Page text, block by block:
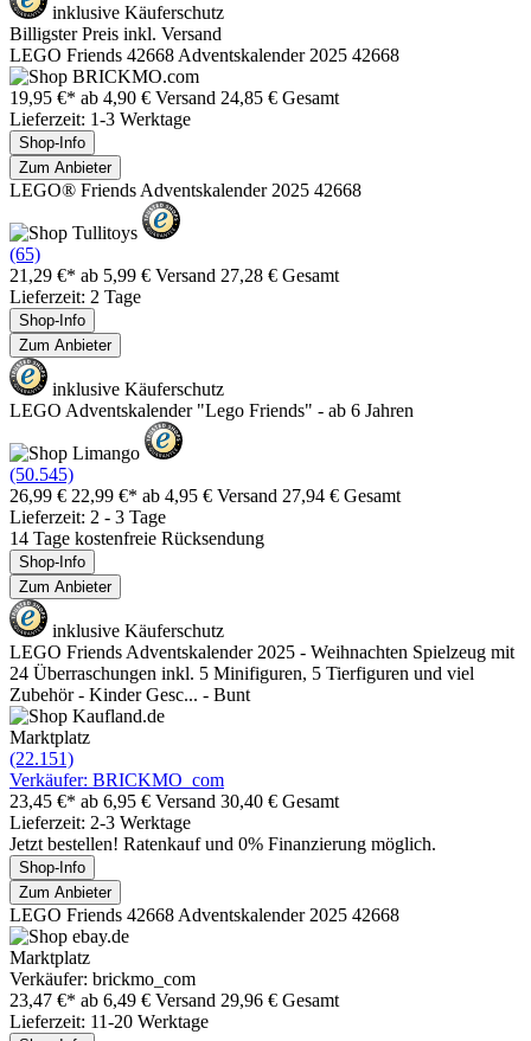
inklusive Käuferschutz
Billigster Preis inkl. Versand
LEGO Friends 42668 Adventskalender 2025 42668
19,95 €* ab 4,90 € Versand 24,85 € Gesamt
Lieferzeit: 1-3 Werktage
Shop-Info
Zum Anbieter
LEGO® Friends Adventskalender 2025 42668
(65)
21,29 €* ab 5,99 € Versand 27,28 € Gesamt
Lieferzeit: 2 Tage
Shop-Info
Zum Anbieter
inklusive Käuferschutz
LEGO Adventskalender "Lego Friends" - ab 6 Jahren
(50.545)
26,99 € 22,99 €* ab 4,95 € Versand 27,94 € Gesamt
Lieferzeit: 2 - 3 Tage
14 Tage kostenfreie Rücksendung
Shop-Info
Zum Anbieter
inklusive Käuferschutz
LEGO Friends Adventskalender 2025 - Weihnachten Spielzeug mit
24 Überraschungen inkl. 5 Minifiguren, 5 Tierfiguren und viel
Zubehör - Kinder Gesc... - Bunt
Marktplatz
(22.151)
Verkäufer: BRICKMO_com
23,45 €* ab 6,95 € Versand 30,40 € Gesamt
Lieferzeit: 2-3 Werktage
Jetzt bestellen! Ratenkauf und 0% Finanzierung möglich.
Shop-Info
Zum Anbieter
LEGO Friends 42668 Adventskalender 2025 42668
Marktplatz
Verkäufer: brickmo_com
23,47 €* ab 6,49 € Versand 29,96 € Gesamt
Lieferzeit: 11-20 Werktage